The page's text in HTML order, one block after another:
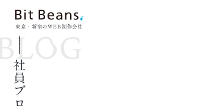
東京・新宿のWEB制作会社
社員ブログ